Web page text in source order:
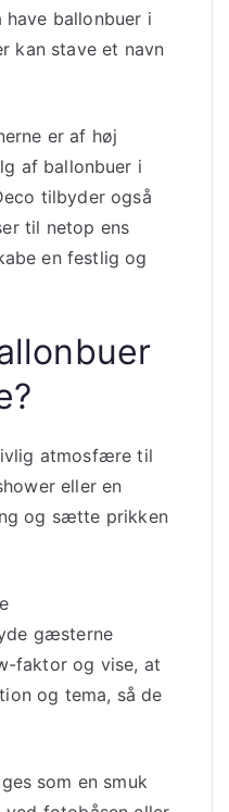
ballonbuer i
kan stave et navn
er af høj
af ballonbuer i
tilbyder også
til netop ens
en festlig og
atmosfære til
eller en
og sætte prikken
gæsterne
faktor og vise, at
og tema, så de
som en smuk